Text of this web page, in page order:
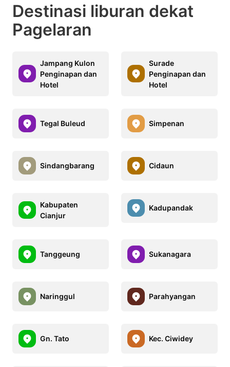
Destinasi liburan dekat
Pagelaran
Jampang Kulon
Penginapan dan
Hotel
Surade
Penginapan dan
Hotel
Tegal Buleud Simpenan
Sindangbarang Cidaun
Kabupaten
Cianjur
Kadupandak
Tanggeung Sukanagara
Naringgul Parahyangan
Gn. Tato Kec. Ciwidey